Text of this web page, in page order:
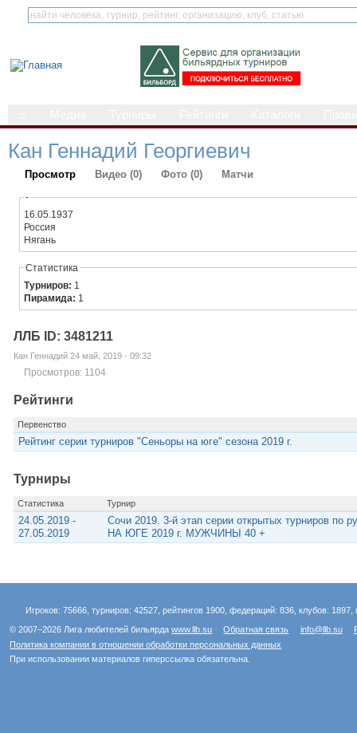
Кан Геннадий Георгиевич
Просмотр Видео (0) Фото (0) Матчи
-
16.05.1937
Россия
Нягань
Статистика
Турниров: 1
Пирамида: 1
ЛЛБ ID: 3481211
Кан Геннадий 24 май, 2019 - 09:32
Просмотров: 1104
Рейтинги
Первенство
Рейтинг серии турниров "Сеньоры на юге" сезона 2019 г.
Турниры
Статистика Турнир
24.05.2019 -
27.05.2019
Сочи 2019. 3-й этап серии открытых турниров
НА ЮГЕ 2019 г. МУЖЧИНЫ 40 +
Игроков: 75666, турниров: 42527, рейтингов 1900, федераций: 836, клубов:
© 2007–2026 Лига любителей бильярдаwww.llb.su Обратная связь info@llb.su
Политика компании в отношении обработки персональных данных
При использовании материалов гиперссылка обязательна.